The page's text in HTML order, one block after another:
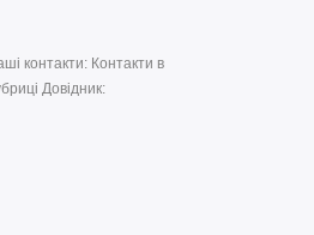
контакти: Контакти в
Довідник: